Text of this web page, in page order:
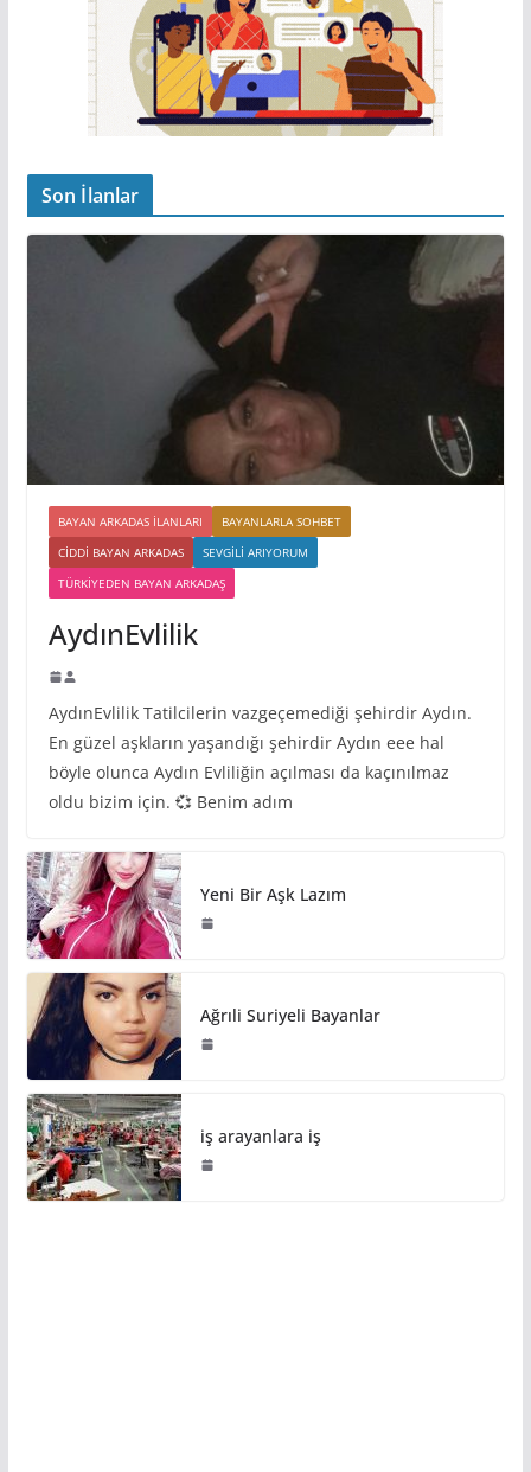
Son İlanlar
BAYAN ARKADAS ILANLARI
BAYANLARLA SOHBET
CIDDI BAYAN ARKADAS
SEVGILI ARIYORUM
TÜRKIYEDEN BAYAN ARKADAŞ
AydınEvlilik
AydınEvlilik Tatilcilerin vazgeçemediği şehirdir Aydın.
En güzel aşkların yaşandığı şehirdir Aydın eee hal
böyle olunca Aydın Evliliğin açılması da kaçınılmaz
oldu bizim için. 💞 Benim adım
Yeni Bir Aşk Lazım
Ağrıli Suriyeli Bayanlar
iş arayanlara iş